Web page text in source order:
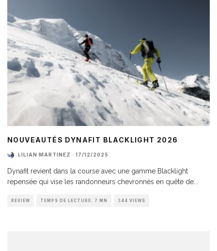
NOUVEAUTÉS DYNAFIT BLACKLIGHT 2026
LILIAN MARTINEZ · 17/12/2025
Dynafit revient dans la course avec une gamme Blacklight
repensée qui vise les randonneurs chevronnés en quête de
REVIEW TEMPS DE LECTURE: 7 MN 344 VIEWS